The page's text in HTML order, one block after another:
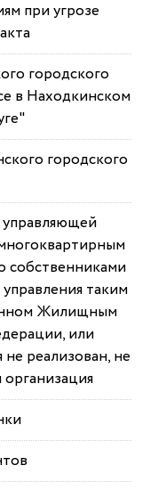
при угрозе
городского
в Находкинском
городского
собственниками
таким
Жилищным
или
реализован, не